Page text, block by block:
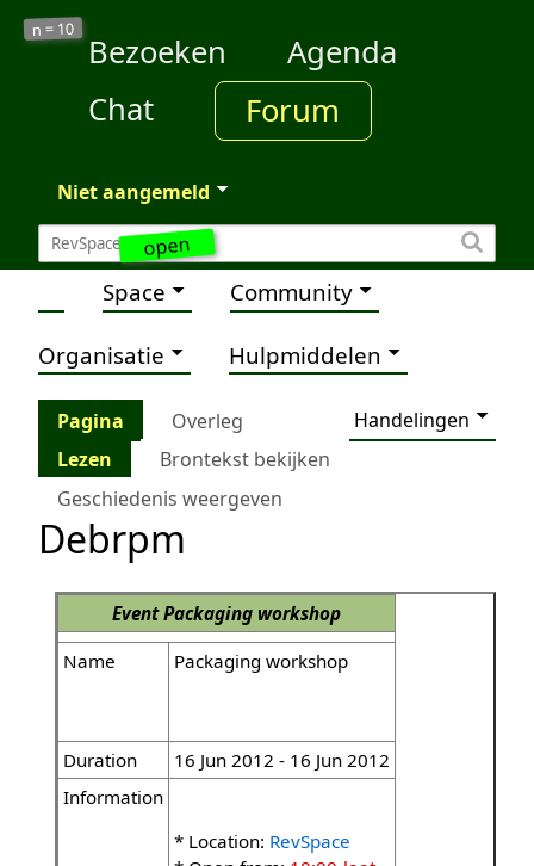
open
n = 10
Bezoeken
Agenda
Chat
Forum
Niet aangemeld
Space Community
Organisatie Hulpmiddelen
Pagina Overleg
Handelingen
Lezen
Brontekst bekijken
Geschiedenis weergeven
Debrpm
EventPackaging workshop
Name
Packaging workshop
Duration
16 Jun 2012 - 16 Jun 2012
Information
* Location: RevSpace